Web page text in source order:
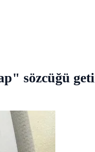
sözcüğü